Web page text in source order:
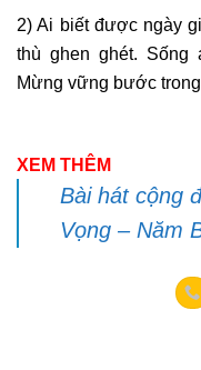
2) Ai biết được ngày
thù ghen ghét.
Mừng vững bước
XEM THÊM
Bài hát cộng
Vọng – Năm